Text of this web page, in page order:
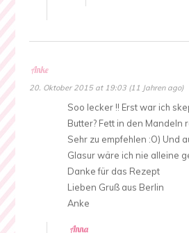
Anke
20. Oktober 2015 at 19:03 (11 Jahren ago)
Soo lecker !! Erst war ich
Butter? Fett in den Mandeln
Sehr zu empfehlen :O) Und
Glasur wäre ich nie alleine
Danke für das Rezept
Lieben Gruß aus Berlin
Anke
Anna